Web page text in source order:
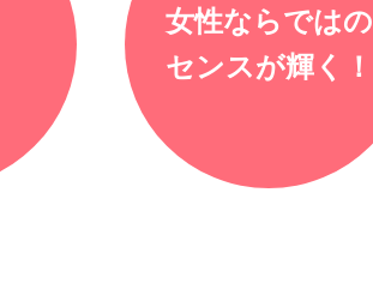
女性ならではの
センスが輝く！